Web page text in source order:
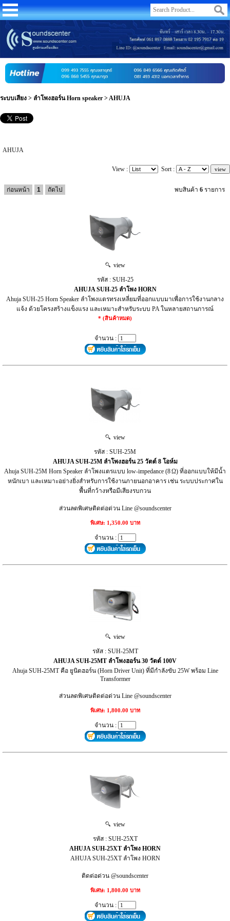
ระบบเสียง > ลำโพงฮอร์น Horn speaker > AHUJA
AHUJA
View : Sort :
ก่อนหน้า 1 ถัดไป พบสินค้า 6 รายการ
view
รหัส : SUH-25
AHUJA SUH-25 ลำโพง HORN
Ahuja SUH‑25 Horn Speaker ลำโพงแตรทรงเหลี่ยมที่ออกแบบมาเพื่อการใช้งานกลาง
แจ้ง ด้วยโครงสร้างแข็งแรง และเหมาะสำหรับระบบ PA ในหลายสถานการณ์
* (สินค้าหมด)
จำนวน :
view
รหัส : SUH-25M
AHUJA SUH-25M ลำโพงฮอร์น 25 วัตต์ 8 โอห์ม
Ahuja SUH‑25M Horn Speaker ลำโพงแตรแบบ low‑impedance (8 Ω) ที่ออกแบบให้มีน้ำ
หนักเบา และเหมาะอย่างยิ่งสำหรับการใช้งานภายนอกอาคาร เช่น ระบบประกาศใน
พื้นที่กว้างหรือมีเสียงรบกวน
ส่วนลดพิเศษติดต่อด่วน Line @soundscenter
พิเศษ: 1,350.00 บาท
จำนวน :
view
รหัส : SUH-25MT
AHUJA SUH-25MT ลำโพงฮอร์น 30 วัตต์ 100V
Ahuja SUH-25MT คือ ยูนิตฮอร์น (Horn Driver Unit) ที่มีกำลังขับ 25W พร้อม Line
Transformer
ส่วนลดพิเศษติดต่อด่วน Line @soundscenter
พิเศษ: 1,800.00 บาท
จำนวน :
view
รหัส : SUH-25XT
AHUJA SUH-25XT ลำโพง HORN
AHUJA SUH-25XT ลำโพง HORN
ติดต่อด่วน @soundscenter
พิเศษ: 1,800.00 บาท
จำนวน :